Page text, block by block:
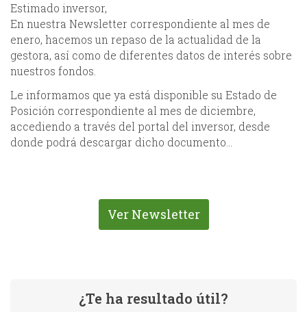
Estimado inversor,
En nuestra Newsletter correspondiente al mes de
enero, hacemos un repaso de la actualidad de la
gestora, así como de diferentes datos de interés sobre
nuestros fondos.
Le informamos que ya está disponible su Estado de
Posición correspondiente al mes de diciembre,
accediendo a través del portal del inversor, desde
donde podrá descargar dicho documento…
Ver Newsletter
¿Te ha resultado útil?